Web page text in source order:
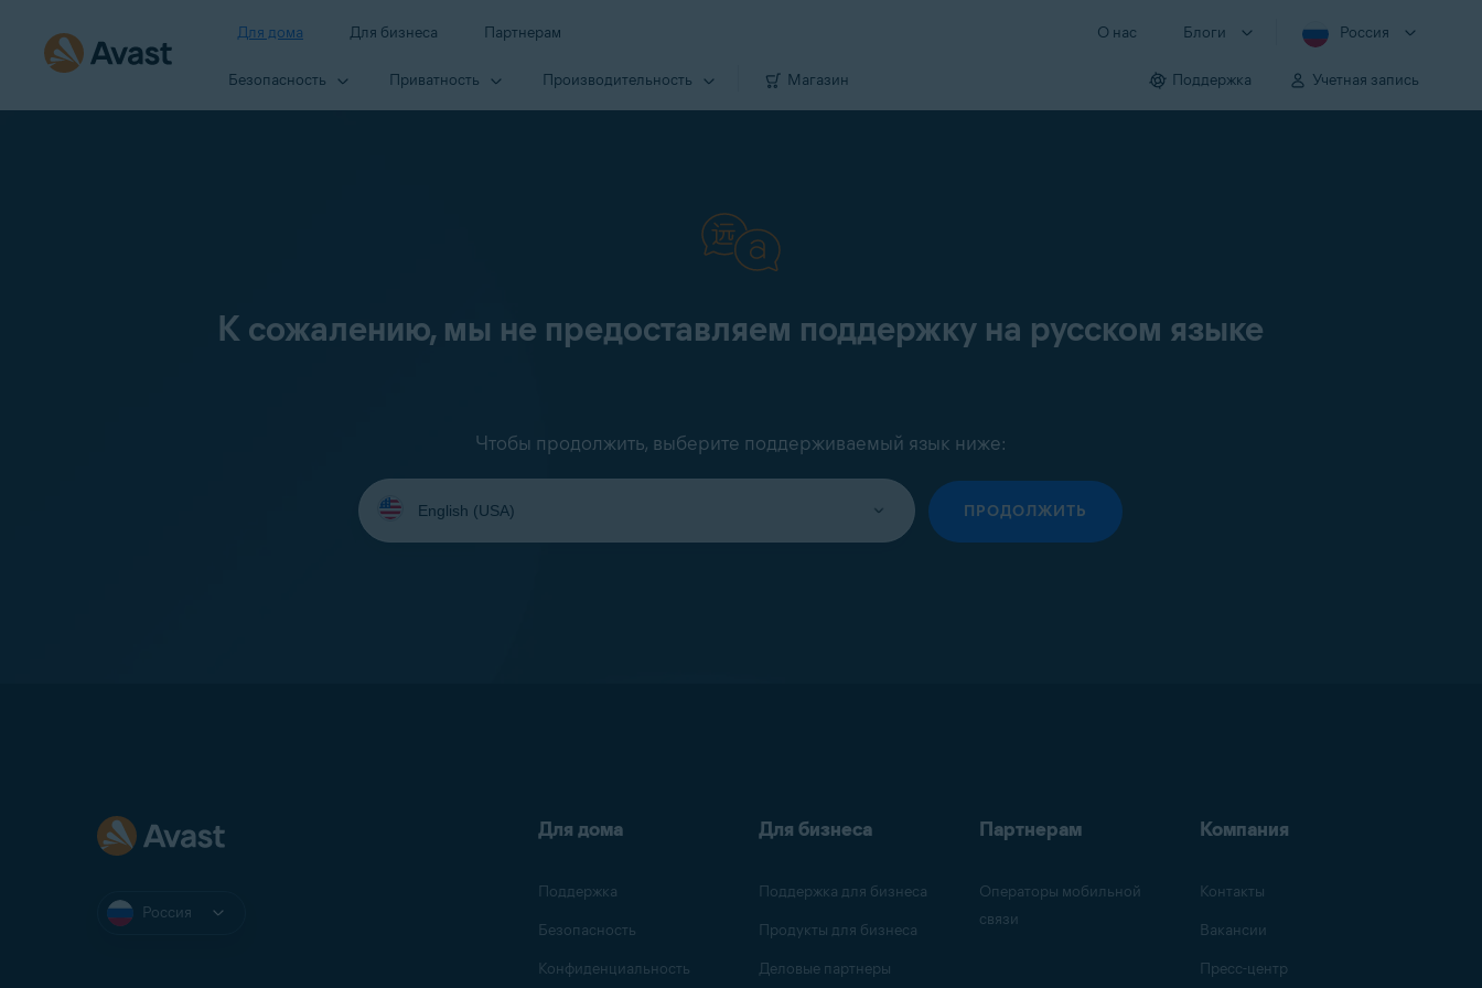
Для дома Для бизнеса Партнерам О нас Блоги Россия
Безопасность Приватность Производи­тельность Магазин Поддержка Учетная запись
К сожалению, мы не предоставляем поддержку на русском языке
Чтобы продолжить, выберите поддерживаемый язык ниже:
Выберите
язык:
ПРОДОЛЖИТЬ
Россия
Для дома
Поддержка
Безопасность
Конфиденциальность
Для бизнеса
Поддержка для бизнеса
Продукты для бизнеса
Деловые партнеры
Партнерам
Операторы мобильной
связи
Компания
Контакты
Вакансии
Пресс-центр